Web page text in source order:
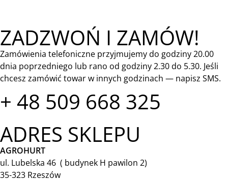
ZADZWOŃ I ZAMÓW!
Zamówienia telefoniczne przyjmujemy do godziny 20.00
dnia poprzedniego lub rano od godziny 2.30 do 5.30. Jeśli
chcesz zamówić towar w innych godzinach — napisz SMS.
+ 48 509 668 325
ADRES SKLEPU
AGROHURT
ul. Lubelska 46 ( budynek H pawilon 2)
35-323 Rzeszów